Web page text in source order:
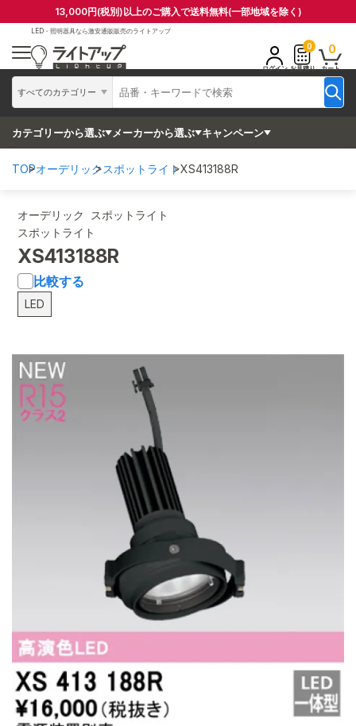
13,000円(税別)以上のご購入で送料無料(一部地域を除く)
LED・照明器具なら激安通販販売のライトアップ
すべてのカテゴリー
ログイン
0
お見積り
0
カート
カテゴリーから選ぶ メーカーから選ぶ キャンペーン
TOPオーデリックスポットライトXS413188R
オーデリック スポットライト
スポットライト
XS413188R
比較する
LED